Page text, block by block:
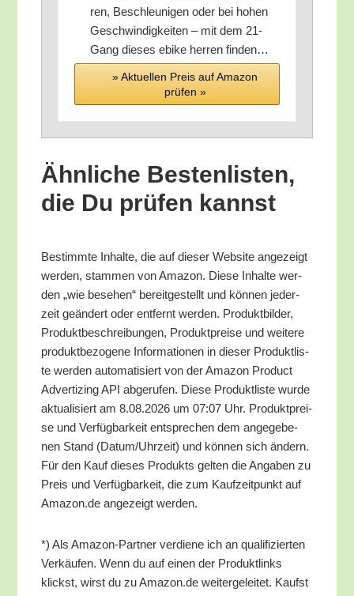
ren, Beschleu­ni­gen oder bei hohen
Geschwin­dig­kei­ten – mit dem 21-
Gang die­ses ebike her­ren finden…
» Aktu­el­len Preis auf Ama­zon
prü­fen »
Ähn­li­che Bes­ten­lis­ten,
die Du prü­fen kannst
Bestimm­te Inhal­te, die auf die­ser Web­site ange­zeigt
wer­den, stam­men von Ama­zon. Die­se Inhal­te wer­
den „wie bese­hen“ bereit­ge­stellt und kön­nen jeder­
zeit geän­dert oder ent­fernt wer­den. Pro­dukt­bil­der,
Pro­dukt­be­schrei­bun­gen, Pro­dukt­prei­se und wei­te­re
pro­dukt­be­zo­ge­ne Infor­ma­tio­nen in die­ser Pro­dukt­lis­
te wer­den auto­ma­ti­siert von der Ama­zon Pro­duct
Adver­tiz­ing API abge­ru­fen. Die­se Pro­dukt­lis­te wur­de
aktua­li­siert am 8.08.2026 um 07:07 Uhr. Pro­dukt­prei­
se und Ver­füg­bar­keit ent­spre­chen dem ange­ge­be­
nen Stand (Datum/​Uhrzeit) und kön­nen sich ändern.
Für den Kauf die­ses Pro­dukts gel­ten die Anga­ben zu
Preis und Ver­füg­bar­keit, die zum Kauf­zeit­punkt auf
Amazon.de ange­zeigt werden.
*) Als Ama­zon-Part­ner ver­die­ne ich an qua­li­fi­zier­ten
Ver­käu­fen. Wenn du auf einen der Pro­dukt­links
klickst, wirst du zu Amazon.de wei­ter­ge­lei­tet. Kaufst